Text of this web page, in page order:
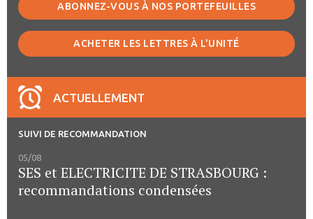
ABONNEZ-VOUS À NOS PORTEFEUILLES
ACHETER LES LETTRES À L'UNITÉ
ACTUELLEMENT
SUIVI DE RECOMMANDATION
05/08
SES et ELECTRICITE DE STRASBOURG :
recommandations condensées